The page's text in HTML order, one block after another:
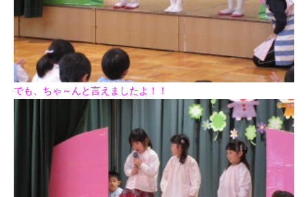
でも、ちゃ～んと言えましたよ！！